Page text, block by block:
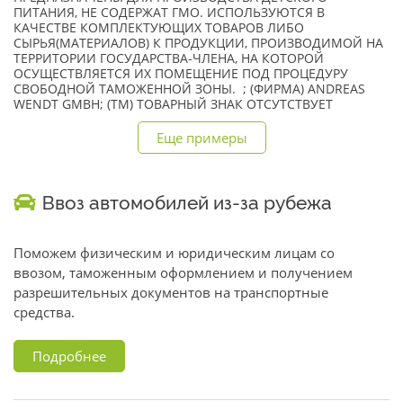
ПИТАНИЯ, НЕ СОДЕРЖАТ ГМО. ИСПОЛЬЗУЮТСЯ В
КАЧЕСТВЕ КОМПЛЕКТУЮЩИХ ТОВАРОВ ЛИБО
СЫРЬЯ(МАТЕРИАЛОВ) К ПРОДУКЦИИ, ПРОИЗВОДИМОЙ НА
ТЕРРИТОРИИ ГОСУДАРСТВА-ЧЛЕНА, НА КОТОРОЙ
ОСУЩЕСТВЛЯЕТСЯ ИХ ПОМЕЩЕНИЕ ПОД ПРОЦЕДУРУ
СВОБОДНОЙ ТАМОЖЕННОЙ ЗОНЫ. ; (ФИРМА) ANDREAS
WENDT GMBH; (TM) ТОВАРНЫЙ ЗНАК ОТСУТСТВУЕТ
Еще примеры
Ввоз автомобилей из-за рубежа
Поможем физическим и юридическим лицам со
ввозом, таможенным оформлением и получением
разрешительных документов на транспортные
средства.
Подробнее